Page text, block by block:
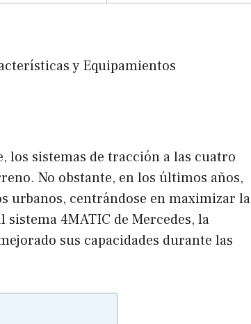
los sistemas de tracción a las cuatro
No obstante, en los últimos años,
urbanos, centrándose en maximizar la
4MATIC de Mercedes, la
sus capacidades durante las